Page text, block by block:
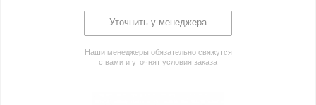
Уточнить у менеджера
Наши менеджеры обязательно свяжутся
с вами и уточнят условия заказа